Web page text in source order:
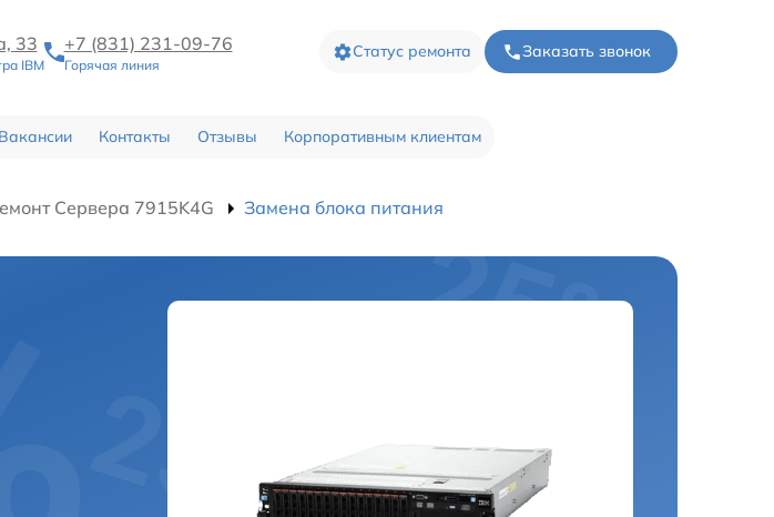
33
IBM
+7 (831) 231-09-76
Горячая линия
Статус ремонта Заказать звонок
Вакансии Контакты Отзывы Корпоративным клиентам
Сервера 7915K4G Замена блока питания